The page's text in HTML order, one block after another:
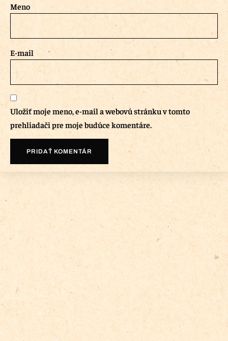
Meno
E-mail
Uložiť moje meno, e-mail a webovú stránku v tomto
prehliadači pre moje budúce komentáre.